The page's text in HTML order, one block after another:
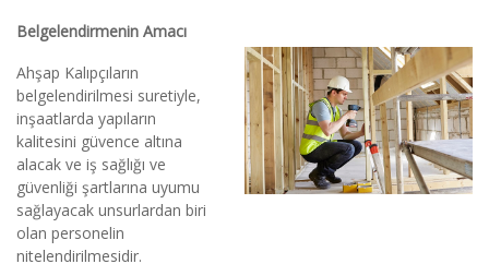
Belgelendirmenin Amacı
Ahşap Kalıpçıların
belgelendirilmesi suretiyle,
inşaatlarda yapıların
kalitesini güvence altına
alacak ve iş sağlığı ve
güvenliği şartlarına uyumu
sağlayacak unsurlardan biri
olan personelin
nitelendirilmesidir.